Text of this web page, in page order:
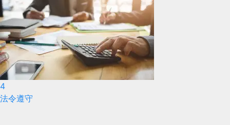
4
法令遵守